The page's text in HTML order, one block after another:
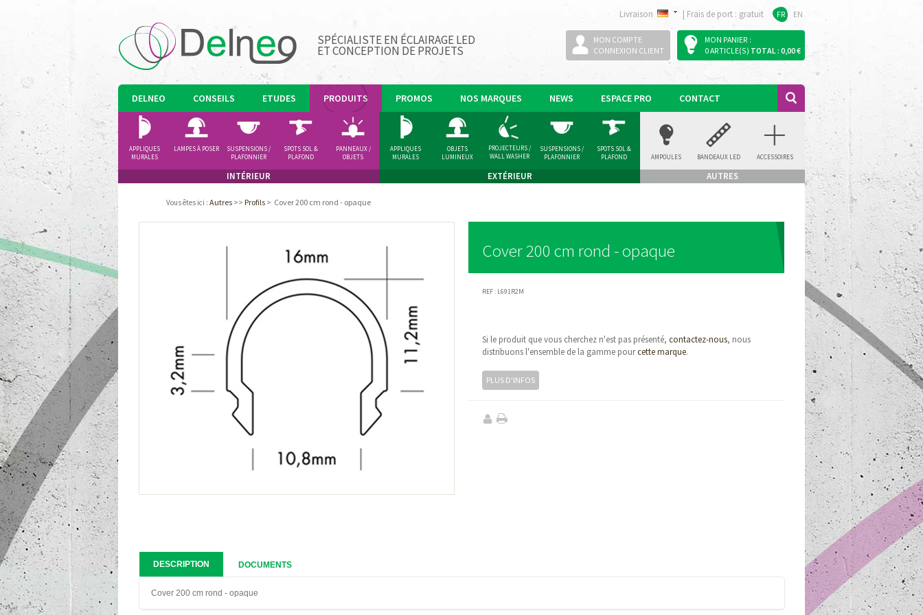
Livraison | Frais de port : gratuit FR EN
SPÉCIALISTE EN ÉCLAIRAGE LED
ET CONCEPTION DE PROJETS
MON COMPTE
CONNEXION CLIENT
MON PANIER :
0 ARTICLE(S) TOTAL : 0,00 €
DELNEO CONSEILS ETUDES PRODUITS PROMOS NOS MARQUES NEWS ESPACE PRO CONTACT
INTÉRIEUR
APPLIQUES
MURALES
LAMPES À POSER
SUSPENSIONS /
PLAFONNIER
SPOTS SOL &
PLAFOND
PANNEAUX /
OBJETS
EXTÉRIEUR
APPLIQUES
MURALES
OBJETS
LUMINEUX
PROJECTEURS /
WALL WASHER
SUSPENSIONS /
PLAFONNIER
SPOTS SOL &
PLAFOND
AUTRES
AMPOULES BANDEAUX LED ACCESSOIRES
Vous êtes ici : Autres >> Profils > Cover 200 cm rond - opaque
Cover 200 cm rond - opaque
REF : L691R2M
Si le produit que vous cherchez n'est pas présenté, contactez-nous, nous
distribuons l'ensemble de la gamme pourcette marque.
PLUS D'INFOS
DESCRIPTION DOCUMENTS
Cover 200 cm rond - opaque